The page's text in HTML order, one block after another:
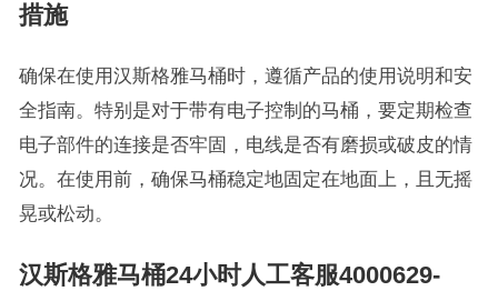
措施
确保在使用汉斯格雅马桶时，遵循产品的使用说明和安
全指南。特别是对于带有电子控制的马桶，要定期检查
电子部件的连接是否牢固，电线是否有磨损或破皮的情
况。在使用前，确保马桶稳定地固定在地面上，且无摇
晃或松动。
汉斯格雅马桶24小时人工客服4000629-